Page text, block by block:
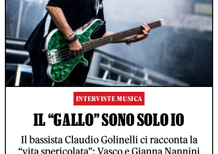
INTERVISTE MUSICA
IL “GALLO” SONO SOLO IO
Il bassista Claudio Golinelli ci racconta la
“vita spericolata”: Vasco e Gianna Nannini